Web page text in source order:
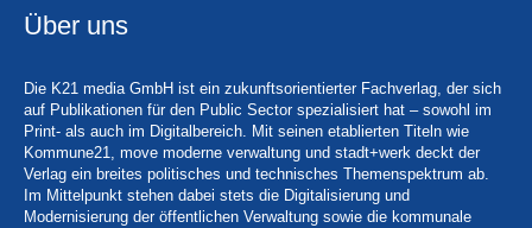
Über uns
Die K21 media GmbH ist ein zukunftsorientierter Fachverlag, der sich
auf Publikationen für den Public Sector spezialisiert hat – sowohl im
Print- als auch im Digitalbereich. Mit seinen etablierten Titeln wie
Kommune21, move moderne verwaltung und stadt+werk deckt der
Verlag ein breites politisches und technisches Themenspektrum ab.
Im Mittelpunkt stehen dabei stets die Digitalisierung und
Modernisierung der öffentlichen Verwaltung sowie die kommunale